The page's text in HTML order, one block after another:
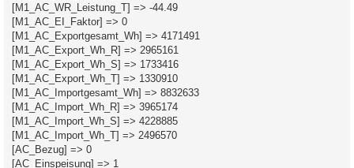
[M1_AC_WR_Leistung_T] => -44.49
[M1_AC_EI_Faktor] => 0
[M1_AC_Exportgesamt_Wh] => 4171491
[M1_AC_Export_Wh_R] => 2965161
[M1_AC_Export_Wh_S] => 1733416
[M1_AC_Export_Wh_T] => 1330910
[M1_AC_Importgesamt_Wh] => 8832633
[M1_AC_Import_Wh_R] => 3965174
[M1_AC_Import_Wh_S] => 4228885
[M1_AC_Import_Wh_T] => 2496570
[AC_Bezug] => 0
[AC_Einspeisung] => 1